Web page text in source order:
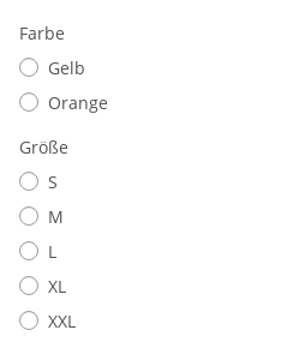
Farbe
Gelb
Orange
Größe
S
M
L
XL
XXL